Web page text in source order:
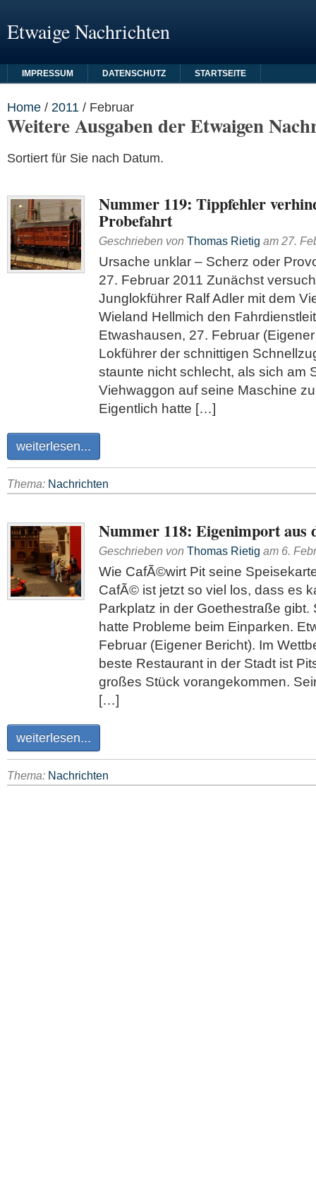
Etwaige Nachrichten
IMPRESSUM DATENSCHUTZ STARTSEITE
Home / 2011 / Februar
Weitere Ausgaben der Etwaigen
Sortiert für Sie nach Datum.
Nummer 119: Tippfehler
Probefahrt
Geschrieben von Thomas Rietig am 27.
Ursache unklar – Scherz oder
27. Februar 2011 Zunächst
Junglokführer Ralf Adler mit dem
Wieland Hellmich den
Etwashausen, 27. Februar
Lokführer der schnittigen
staunte nicht schlecht, als sich am
Viehwaggon auf seine Maschine
Eigentlich hatte […]
weiterlesen...
Thema: Nachrichten
Nummer 118: Eigenimport aus
Geschrieben von Thomas Rietig am 6.
Wie CafÃ©wirt Pit seine
CafÃ© ist jetzt so viel los, dass es
Parkplatz in der Goethestraße gibt.
hatte Probleme beim Einparken.
Februar (Eigener Bericht). Im
beste Restaurant in der Stadt ist
großes Stück vorangekommen.
[…]
weiterlesen...
Thema: Nachrichten